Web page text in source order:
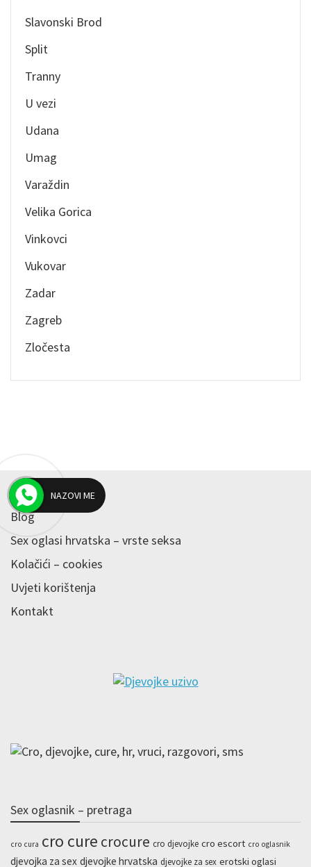
Slavonski Brod
Split
Tranny
U vezi
Udana
Umag
Varaždin
Velika Gorica
Vinkovci
Vukovar
Zadar
Zagreb
Zločesta
Blog
Sex oglasi hrvatska – vrste seksa
Kolačići – cookies
Uvjeti korištenja
Kontakt
Sex oglasnik – pretraga
cro cura cro cure crocure cro djevojke cro escort cro oglasnik
djevojka za sex djevojke hrvatska djevojke za sex erotski oglasi
NAZOVI ME